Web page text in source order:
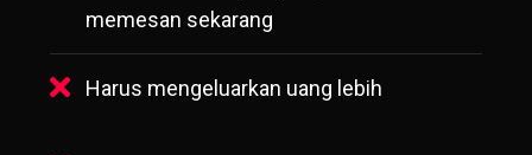
memesan sekarang
Harus mengeluarkan uang lebih